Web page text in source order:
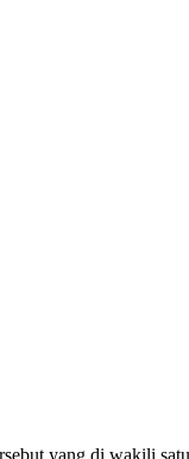
yang di wakili